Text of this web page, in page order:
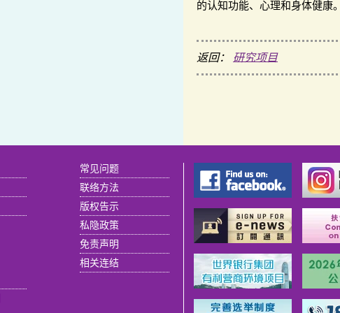
的认知功能、心理和身体健康
返回： 研究项目
常见问题
联络方法
版权告示
私隐政策
免责声明
相关连结